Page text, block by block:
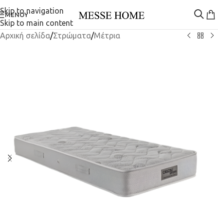
Skip to navigation
Skip to main content
ΜΕΝΟΎ
Αρχική σελίδα/Στρώματα/Μέτρια